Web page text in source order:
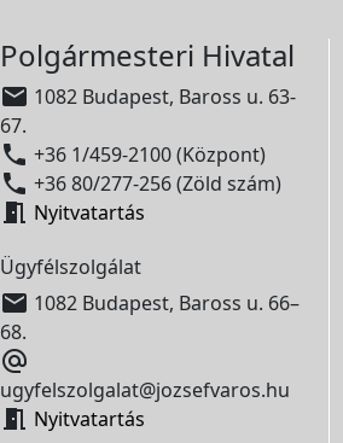
Polgármesteri Hivatal
 1082 Budapest, Baross u. 63-
67.
 +36 1/459-2100 (Központ)
 +36 80/277-256 (Zöld szám)
 Nyitvatartás
Ügyfélszolgálat
 1082 Budapest, Baross u. 66–
68.

ugyfelszolgalat@jozsefvaros.hu
 Nyitvatartás